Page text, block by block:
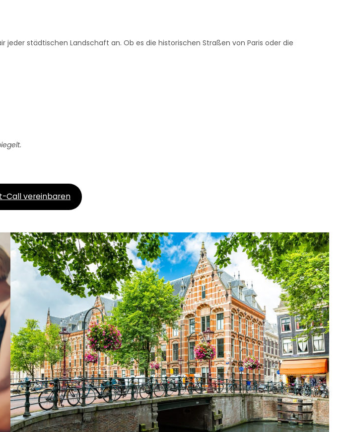
jeder städtischen Landschaft an. Ob es die historischen Straßen von Paris oder die
Call vereinbaren